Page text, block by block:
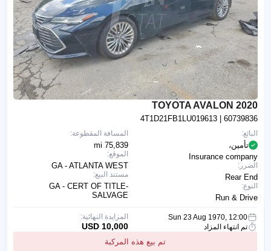
2020 TOYOTA AVALON
4T1D21FB1LU019613 | 60739836
المسافة المقطوعة:
75,839 mi
الموقع:
GA - ATLANTA WEST
مستند البيع:
GA - CERT OF TITLE-
SALVAGE
البائع:
تأمين،
Insurance company
الضرر:
Rear End
النوع:
Run & Drive
Sun 23 Aug 1970, 12:00
تم انتهاء المزاد
تم بيع هذه المركبة
المزايدة النهائية:
10,000 USD